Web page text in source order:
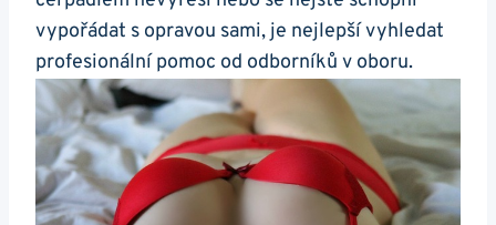
vypořádat s opravou sami,⁣ je ⁤nejlepší vyhledat
profesionální pomoc od odborníků ‌v oboru.